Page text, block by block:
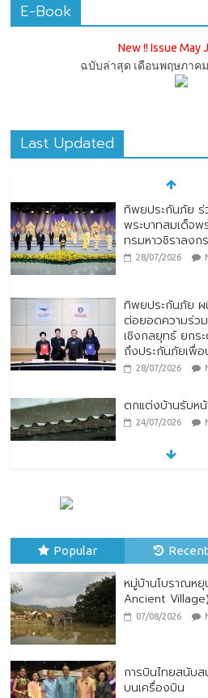
E-Book
New !! Issue May
ฉบับล่าสุด เดือนพฤษภาค
Last Updated
ทิพยประกันภัย
พระบาทสมเด็จพ
ทรมหาวชิราลงก
28/07/2026
ทิพยประกันภัย
ต่อยอดความร่ว
เชิงกลยุทธ์ ยกร
ถึงประกันภัยเพื่อ
28/07/2026
ตกแต่งบ้านรับห
24/07/2026
Popular Recent
หมู่บ้านโบราณหยุ
Ancient
07/08/2026
การบินไทยสนับ
บนเครื่องบิน